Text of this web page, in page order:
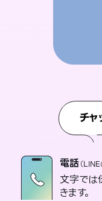
チ
電話（
文字では
きます。